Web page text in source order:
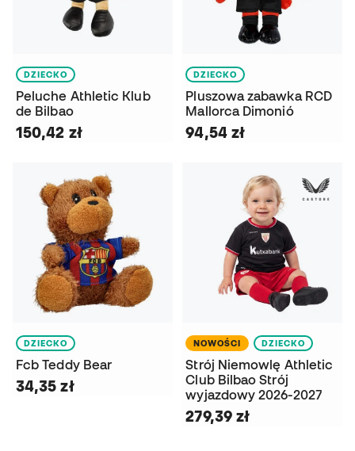
DZIECKO
Peluche Athletic Klub
de Bilbao
150,42 zł
DZIECKO
Pluszowa zabawka RCD
Mallorca Dimonió
94,54 zł
DZIECKO
Fcb Teddy Bear
34,35 zł
NOWOŚCI DZIECKO
Strój Niemowlę Athletic
Club Bilbao Strój
wyjazdowy 2026-2027
279,39 zł